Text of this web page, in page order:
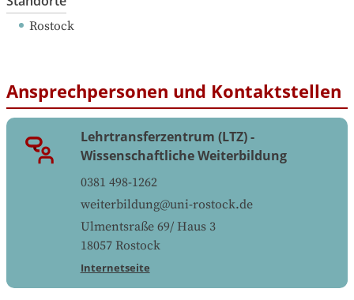
Rostock
Ansprechpersonen und Kontaktstellen
Lehrtransferzentrum (LTZ) -
Wissenschaftliche Weiterbildung
0381 498-1262
weiterbildung@uni-rostock.de
Ulmentsraße 69/ Haus 3
18057 Rostock
Internetseite